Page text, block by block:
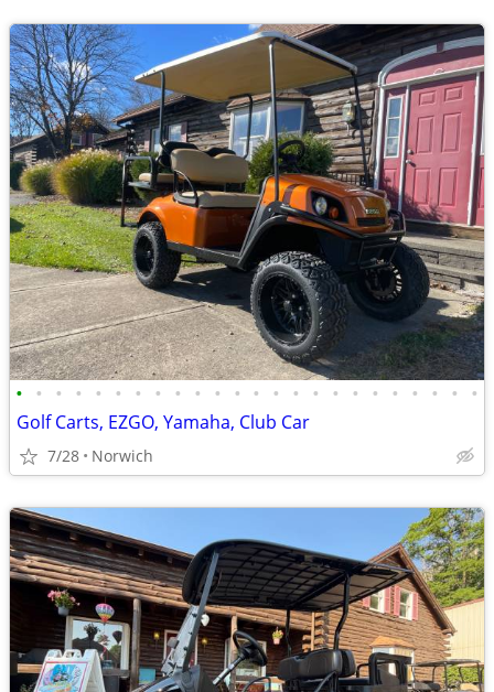
• • • • • • • • • • • • • • • • • • • • • • • •
Golf Carts, EZGO, Yamaha, Club Car
7/28 Norwich